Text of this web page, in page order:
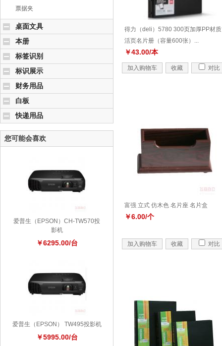
票据夹
桌面文具
本册
标签识别
标识展示
财务用品
白板
快递用品
您可能会喜欢
爱普生（EPSON）CH-TW570投
影机
￥6295.00/台
爱普生（EPSON） TW495投影机
￥5995.00/台
得力（deli）5780 300页加厚PP材质
活页名片册（容量600张）...
￥43.00/本
加入购物车 收藏 对比
富强 立式 仿木色 名片座 名片盒
￥6.00/个
加入购物车 收藏 对比